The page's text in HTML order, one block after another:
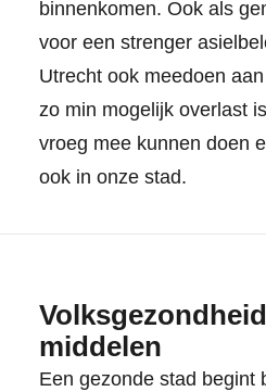
binnenkomen. Ook als
voor een strenger
Utrecht ook meedoen
zo min mogelijk overlast
vroeg mee kunnen doen
ook in onze stad.
middelen
Een gezonde stad begint